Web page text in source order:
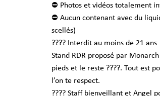
⛔️ Photos et vidéos totalement
⛔️ Aucun contenant avec du
scellés)
???? Interdit au moins de 21 ans
Stand RDR proposé par
pieds et le reste ????. Tout est
l’on te respect.
???? Staff bienveillant et Angel